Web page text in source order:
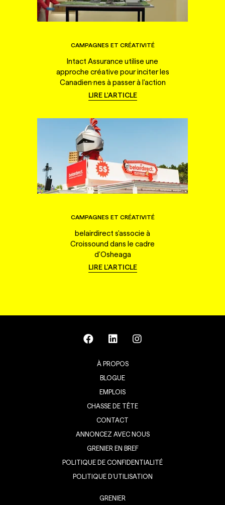
CAMPAGNES ET CRÉATIVITÉ
Intact Assurance utilise une
approche créative pour inciter les
Canadien·nes à passer à l'action
LIRE L'ARTICLE
CAMPAGNES ET CRÉATIVITÉ
belairdirect s'associe à
Croissound dans le cadre
d'Osheaga
LIRE L'ARTICLE
À PROPOS
BLOGUE
EMPLOIS
CHASSE DE TÊTE
CONTACT
ANNONCEZ AVEC NOUS
GRENIER EN BREF
POLITIQUE DE CONFIDENTIALITÉ
POLITIQUE D’UTILISATION
GRENIER